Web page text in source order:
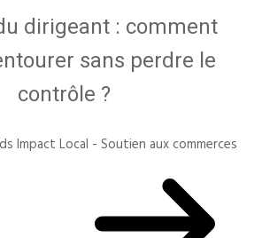
dirigeant : comment
sans perdre le
contrôle ?
Impact Local - Soutien aux commerces